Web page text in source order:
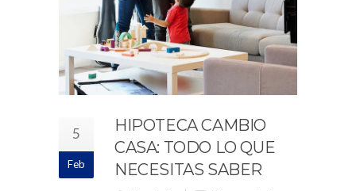
5
Feb
HIPOTECA CAMBIO
CASA: TODO LO QUE
NECESITAS SABER